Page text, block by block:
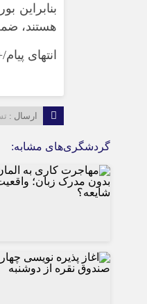
هستند،
انتهای
ارسال :
گردشگری‌های مشابه: